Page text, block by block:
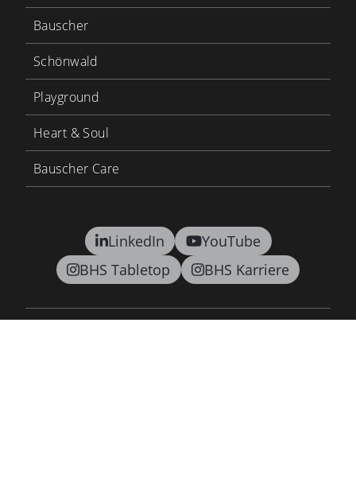
LinkedIn
YouTube
BHS Tabletop
BHS Karriere
Bauscher
Schönwald
Playground
Heart & Soul
Bauscher Care